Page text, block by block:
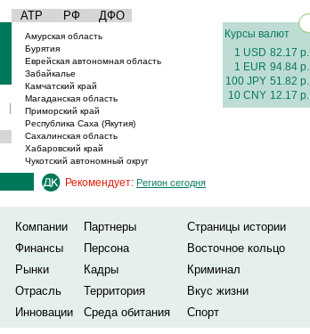
АТР РФ ДФО
|
Амурская область
Бурятия
Еврейская автономная область
Забайкалье
Камчатский край
Магаданская область
Приморский край
Республика Саха (Якутия)
Сахалинская область
Хабаровский край
Чукотский автономный округ
Курсы валют
1 USD 82.17 р.
1 EUR 94.84 р.
100 JPY 51.82 р.
10 CNY 12.17 р.
Рекомендует: Регион сегодня
Компании Партнеры
Страницы истории
Финансы Персона
Восточное кольцо
Рынки Кадры
Криминал
Отрасль Территория
Вкус жизни
Инновации Среда обитания Спорт